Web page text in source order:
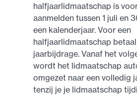
halfjaarlidmaatschap is
aanmelden tussen 1 juli en
een kalenderjaar. Voor een
halfjaarlidmaatschap
jaarbijdrage. Vanaf het
wordt het lidmaatschap
omgezet naar een volledig
tenzij je je lidmaatschap